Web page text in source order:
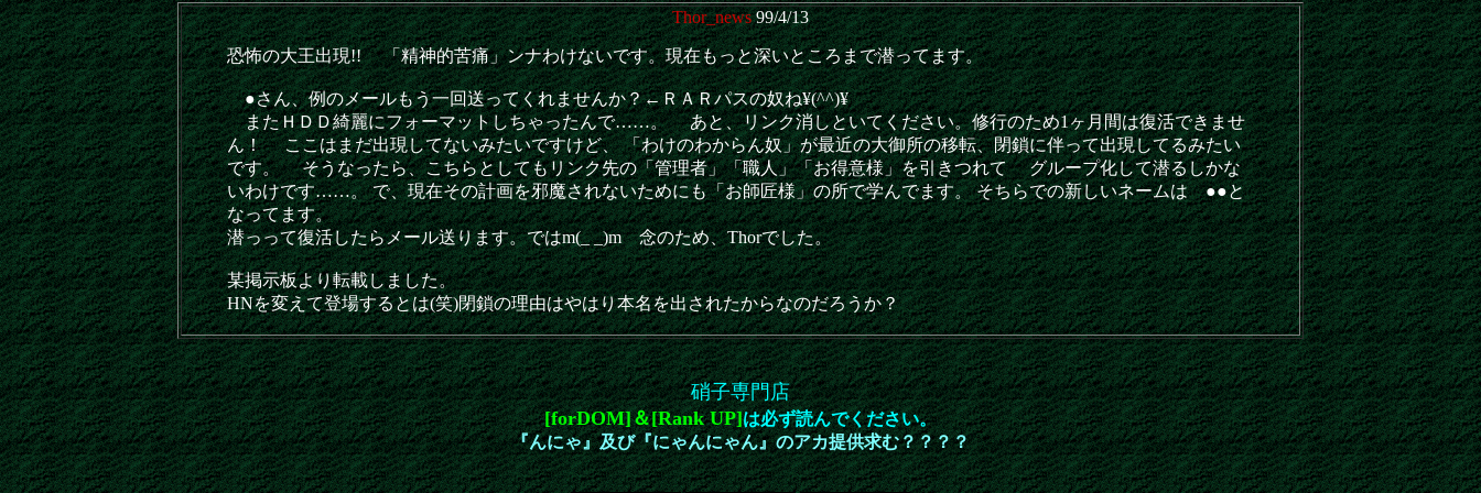
Thor_news99/4/13
恐怖の大王出現!! 「精神的苦痛」ンナわけないです。現在もっと深いところまで潜ってます。
●さん、例のメールもう一回送ってくれませんか？←ＲＡＲパスの奴ね¥(^^)¥
またＨＤＤ綺麗にフォーマットしちゃったんで……。 あと、リンク消しといてください。修行のため1ヶ月間は復活できませ
ん！ ここはまだ出現してないみたいですけど、 「わけのわからん奴」が最近の大御所の移転、閉鎖に伴って出現してるみたい
です。 そうなったら、こちらとしてもリンク先の「管理者」「職人」「お得意様」を引きつれて グループ化して潜るしかな
いわけです……。 で、現在その計画を邪魔されないためにも「お師匠様」の所で学んでます。 そちらでの新しいネームは ●●と
なってます。
潜っって復活したらメール送ります。ではm(_ _)m 念のため、Thorでした。
某掲示板より転載しました。
HNを変えて登場するとは(笑)閉鎖の理由はやはり本名を出されたからなのだろうか？
硝子専門店
[forDOM]＆[Rank UP]は必ず読んでください。
『んにゃ』及び『にゃんにゃん』のアカ提供求む？？？？